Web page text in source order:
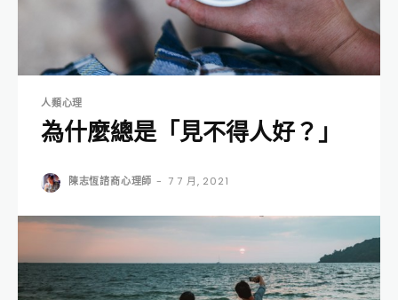
人類心理
為什麼總是「見不得人好？」
陳志恆諮商心理師 - 7 7 月, 2021